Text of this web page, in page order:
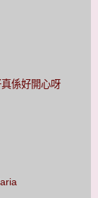
係好開心呀